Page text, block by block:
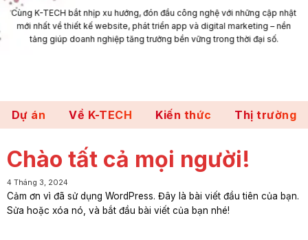
Cùng K-TECH bắt nhịp xu hướng, đón đầu công nghệ với những cập nhật
mới nhất về thiết kế website, phát triển app và digital marketing – nền
tảng giúp doanh nghiệp tăng trưởng bền vững trong thời đại số.
Dự án Về K-TECH Kiến thức Thị trường
Chào tất cả mọi người!
4 Tháng 3, 2024
Cảm ơn vì đã sử dụng WordPress. Đây là bài viết đầu tiên của bạn.
Sửa hoặc xóa nó, và bắt đầu bài viết của bạn nhé!